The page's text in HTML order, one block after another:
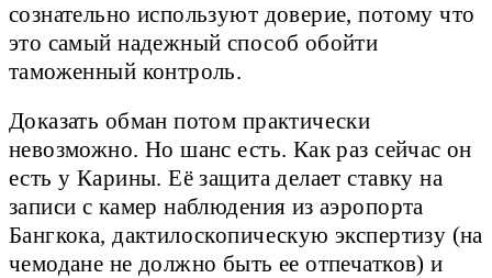
сознательно используют доверие, потому что
это самый надежный способ обойти
таможенный контроль.
Доказать обман потом практически
невозможно. Но шанс есть. Как раз сейчас он
есть у Карины. Её защита делает ставку на
записи с камер наблюдения из аэропорта
Бангкока, дактилоскопическую экспертизу (на
чемодане не должно быть ее отпечатков) и